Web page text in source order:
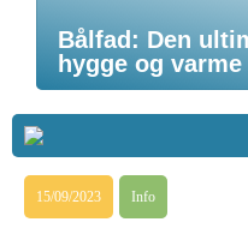
Bålfad: Den
hygge og
15/09/2023 Info